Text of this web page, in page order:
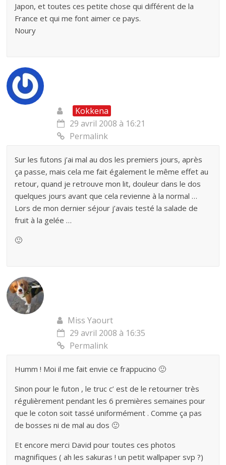
Japon, et toutes ces petite chose qui différent de la
France et qui me font aimer ce pays.
Noury
Kokkena
29 avril 2008 à 16:21
Permalink
Sur les futons j’ai mal au dos les premiers jours, après
ça passe, mais cela me fait également le même effet au
retour, quand je retrouve mon lit, douleur dans le dos
quelques jours avant que cela revienne à la normal …
Lors de mon dernier séjour j’avais testé la salade de
fruit à la gelée …
🙂
Miss Yaourt
29 avril 2008 à 16:35
Permalink
Humm ! Moi il me fait envie ce frappucino 🙂
Sinon pour le futon , le truc c’ est de le retourner très
régulièrement pendant les 6 premières semaines pour
que le coton soit tassé uniformément . Comme ça pas
de bosses ni de mal au dos 🙂
Et encore merci David pour toutes ces photos
magnifiques ( ah les sakuras ! un petit wallpaper svp ?)